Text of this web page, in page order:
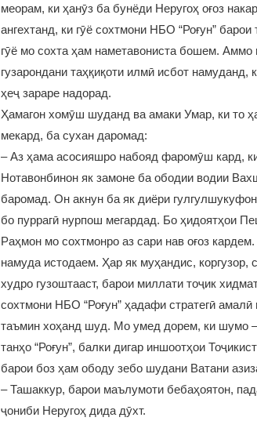
меорам, ки ҳанӯз ба бунёди Неругоҳ оғоз
ангехтанд, ки гӯё сохтмони НБО “Роғун”
гӯё мо сохта ҳам наметавониста бошем. Аммо
гузарондани таҳқиқоти илмӣ исбот
ҳеҷ зараре надорад.
Ҳамагон хомӯш шуданд ва амаки Умар, ки то
мекард, ба сухан даромад:
– Аз ҳама асосияшро набояд фаромӯш кард, ки
Нотавонбинон як замоне ба ободии водии
баромад. Он акнун ба як диёри
бо пуррагӣ нурпош мегардад. Бо ҳидоятҳои
Раҳмон мо сохтмонро аз сари нав оғоз
намуда истодаем. Ҳар як муҳандис,
худро гузоштааст, барои миллати тоҷик
сохтмони НБО “Роғун” ҳадафи стратегӣ
таъмин хоҳанд шуд. Мо умед дорем, ки шумо –
танҳо “Роғун”, балки дигар иншоотҳои
барои боз ҳам ободу зебо шудани Ватани
– Ташаккур, барои маълумоти бебаҳоятон,
ҷониби Неругоҳ дида дӯхт.